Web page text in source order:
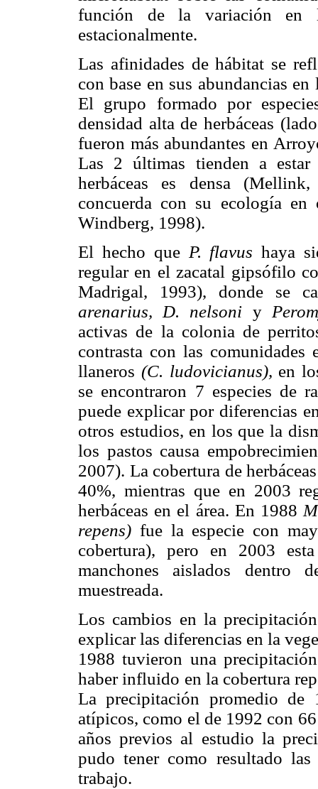
función de la variación en
estacionalmente.
Las afinidades de hábitat se
con base en sus abundancias
El grupo formado por
densidad alta de herbáceas
fueron más abundantes en
Las 2 últimas tienden a estar
herbáceas es densa
concuerda con su ecología
Windberg, 1998).
El hecho que P. flavushaya
regular en el zacatal gipsófilo
Madrigal, 1993), donde se
arenarius, D. nelsoni y
activas de la colonia de
contrasta con las comunidades
llaneros (C. ludovicianus), en
se encontraron 7 especies de
puede explicar por diferencias
otros estudios, en los que la
los pastos causa
2007). La cobertura de
40%, mientras que en 2003
herbáceas en el área. En 1988
repens) fue la especie con
cobertura), pero en 2003
manchones aislados dentro
muestreada.
Los cambios en la
explicar las diferencias en la
1988 tuvieron una
haber influido en la cobertura
La precipitación promedio
atípicos, como el de 1992 con
años previos al estudio la
pudo tener como resultado las
trabajo.